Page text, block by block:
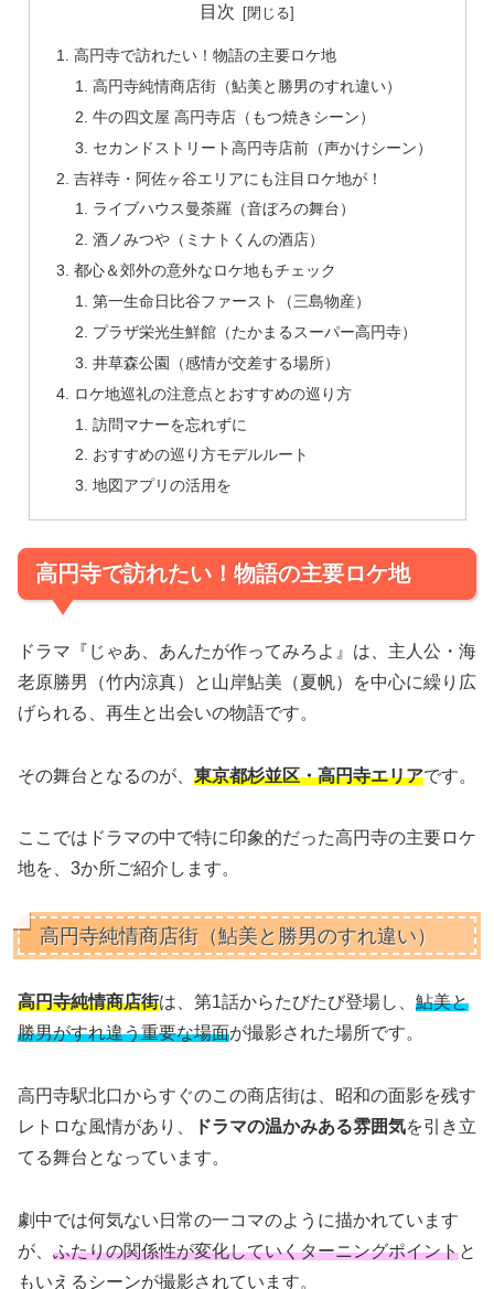
目次
高円寺で訪れたい！物語の主要ロケ地
高円寺純情商店街（鮎美と勝男のすれ違い）
牛の四文屋 高円寺店（もつ焼きシーン）
セカンドストリート高円寺店前（声かけシーン）
吉祥寺・阿佐ヶ谷エリアにも注目ロケ地が！
ライブハウス曼荼羅（音ぼろの舞台）
酒ノみつや（ミナトくんの酒店）
都心＆郊外の意外なロケ地もチェック
第一生命日比谷ファースト（三島物産）
プラザ栄光生鮮館（たかまるスーパー高円寺）
井草森公園（感情が交差する場所）
ロケ地巡礼の注意点とおすすめの巡り方
訪問マナーを忘れずに
おすすめの巡り方モデルルート
地図アプリの活用を
高円寺で訪れたい！物語の主要ロケ地
ドラマ『じゃあ、あんたが作ってみろよ』は、主人公・海
老原勝男（竹内涼真）と山岸鮎美（夏帆）を中心に繰り広
げられる、再生と出会いの物語です。
その舞台となるのが、 東京都杉並区・高円寺エリアです。
ここではドラマの中で特に印象的だった高円寺の主要ロケ
地を、3か所ご紹介します。
高円寺純情商店街（鮎美と勝男のすれ違い）
高円寺純情商店街は、第1話からたびたび登場し、 鮎美と
勝男がすれ違う重要な場面が撮影された場所です。
高円寺駅北口からすぐのこの商店街は、昭和の面影を残す
レトロな風情があり、
ドラマの温かみある雰囲気を引き立
てる舞台となっています。
劇中では何気ない日常の一コマのように描かれています
が、 ふたりの関係性が変化していくターニングポイントと
もいえるシーンが撮影されています。